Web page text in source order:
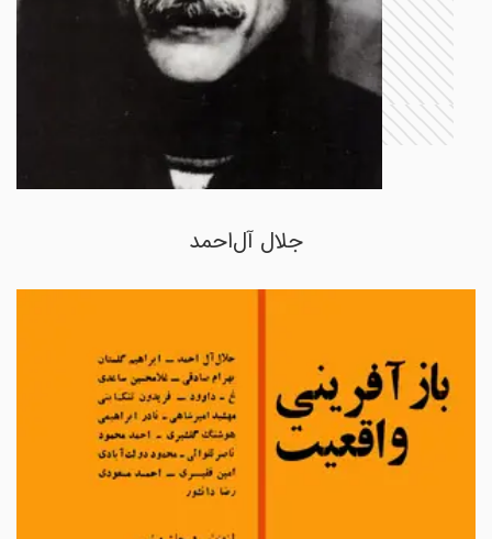
جلال آل‌احمد